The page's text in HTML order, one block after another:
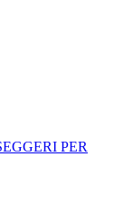
PER